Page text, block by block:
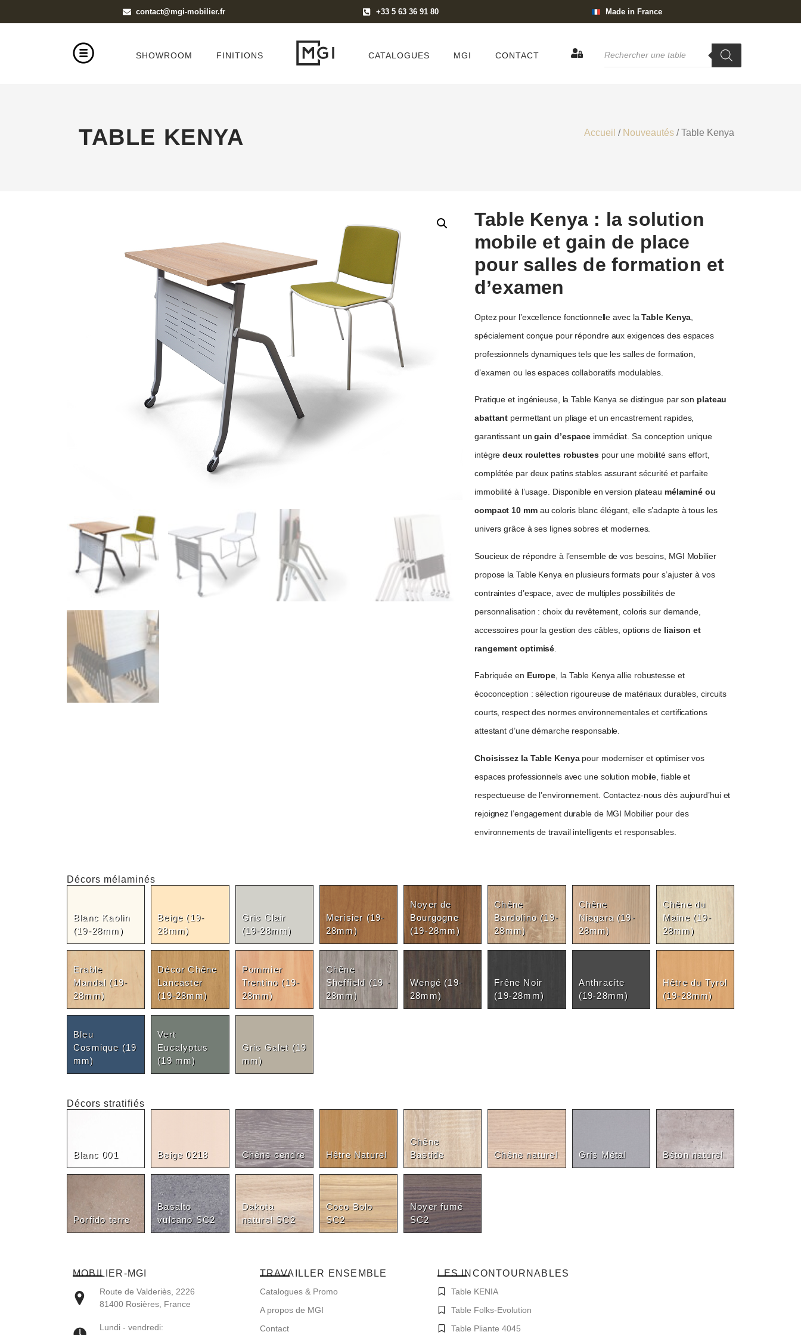
contact@mgi-mobilier.fr +33 5 63 36 91 80 Made in France
SHOWROOM FINITIONS CATALOGUES MGI CONTACT
TABLE KENYA Accueil / Nouveautés / Table Kenya
Table Kenya : la solution
mobile et gain de place
pour salles de formation et
d’examen
Optez pour l’excellence fonctionnelle avec laTable Kenya
spécialement conçue pour répondre aux exigences des espaces
professionnels dynamiques tels que les salles de formation,
d’examen ou les espaces collaboratifs modulables.
Pratique et ingénieuse, la Table Kenya se distingue par son plateau
abattant permettant un pliage et un encastrement rapides,
garantissant ungain d’espace immédiat. Sa conception unique
intègredeux roulettes robustespour une mobilité sans effort,
complétée par deux patins stables assurant sécurité et parfaite
immobilité à l’usage. Disponible en version plateau mélaminé ou
compact 10 mmau coloris blanc élégant, elle s’adapte à tous les
univers grâce à ses lignes sobres et modernes.
Soucieux de répondre à l’ensemble de vos besoins, MGI Mobilier
propose la Table Kenya en plusieurs formats pour s’ajuster à vos
contraintes d’espace, avec de multiples possibilités de
personnalisation : choix du revêtement, coloris sur demande,
accessoires pour la gestion des câbles, options de liaison et
rangement optimisé
Fabriquée en Europe , la Table Kenya allie robustesse et
écoconception : sélection rigoureuse de matériaux durables, circuits
courts, respect des normes environnementales et certifications
attestant d’une démarche responsable.
Choisissez la Table Kenyapour moderniser et optimiser vos
espaces professionnels avec une solution mobile, fiable et
respectueuse de l’environnement. Contactez-nous dès aujourd’hui et
rejoignez l’engagement durable de MGI Mobilier pour des
environnements de travail intelligents et responsables.
Décors mélaminés
Blanc Kaolin
(19-28mm)
Beige (19-
28mm)
Gris Clair
(19-28mm)
Merisier (19-
28mm)
Noyer de
Bourgogne
(19-28mm)
Chêne
Bardolino (19-
28mm)
Chêne
Niagara (19-
28mm)
Chêne du
Maine (19-
28mm)
Erable
Mandal (19-
28mm)
Décor Chêne
Lancaster
(19-28mm)
Pommier
Trentino (19-
28mm)
Chêne
Sheffield (19 -
28mm)
Wengé (19-
28mm)
Frêne Noir
(19-28mm)
Anthracite
(19-28mm)
Hêtre du Tyrol
(19-28mm)
Bleu
Cosmique (19
mm)
Vert
Eucalyptus
(19 mm)
Gris Galet (19
mm)
Décors stratifiés
Blanc 001 Beige 0218 Chêne cendre Hêtre Naturel
Chêne
Bastide
Chêne naturel Gris Métal Béton naturel
Porfido terre
Basalto
vulcano SC2
Dakota
naturel SC2
Coco Bolo
SC2
Noyer fumé
SC2
MOBILIER-MGI
Route de Valderiès, 2226
81400 Rosières, France
Lundi - vendredi:
TRAVAILLER ENSEMBLE
Catalogues & Promo
A propos de MGI
Contact
LES INCONTOURNABLES
Table KENIA
Table Folks-Evolution
Table Pliante 4045